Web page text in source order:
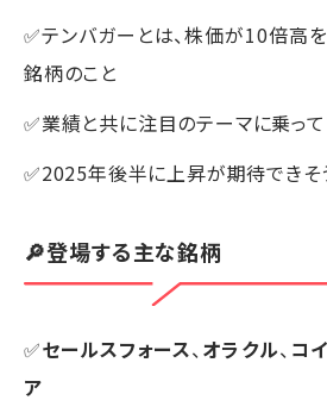
✅テンバガーとは、株価が10倍高
銘柄のこと
✅業績と共に注目のテーマに乗っ
✅2025年後半に上昇が期待でき
🔎登場する主な銘柄
✅セールスフォース、オラクル、 コ
ア